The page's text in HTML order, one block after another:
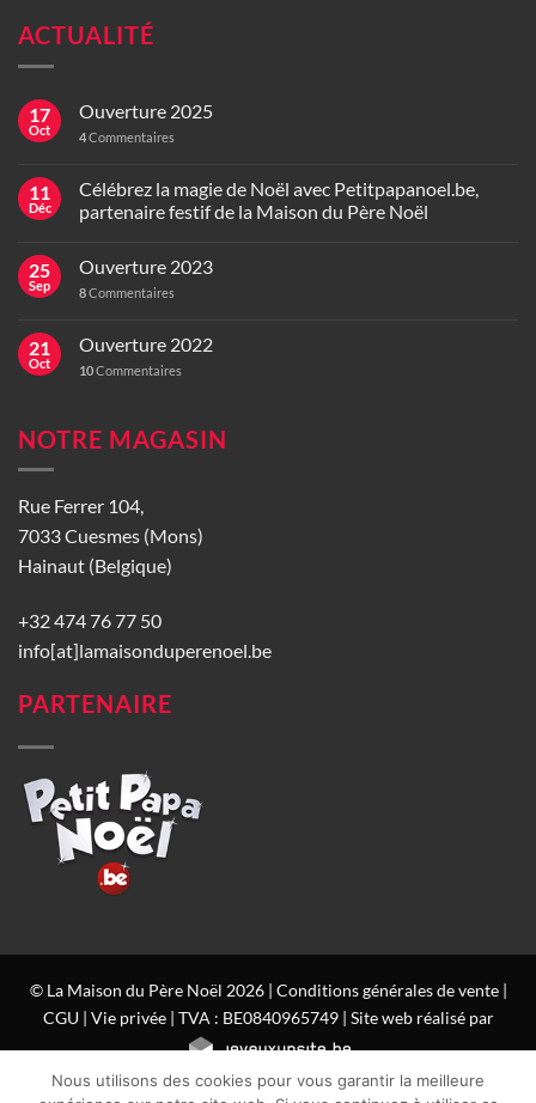
ACTUALITÉ
17
Oct
Ouverture 2025
4Commentaires
11
Déc
Célébrez la magie de Noël avec Petitpapanoel.be,
partenaire festif de la Maison du Père Noël
25
Sep
Ouverture 2023
8Commentaires
21
Oct
Ouverture 2022
10Commentaires
NOTRE MAGASIN
Rue Ferrer 104,
7033 Cuesmes (Mons)
Hainaut (Belgique)
+32 474 76 77 50
info[at]lamaisonduperenoel.be
PARTENAIRE
© La Maison du Père Noël 2026 | Conditions générales de vente|
CGU| Vie privée| TVA : BE0840965749 | Site web réalisé par
Nous utilisons des cookies pour vous garantir la meilleure